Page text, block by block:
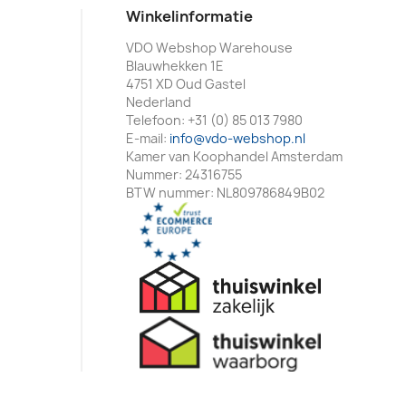
Winkelinformatie
VDO Webshop Warehouse
Blauwhekken 1E
4751 XD Oud Gastel
Nederland
Telefoon: +31 (0) 85 013 7980
E-mail: info@vdo-webshop.nl
Kamer van Koophandel Amsterdam
Nummer: 24316755
BTW nummer: NL809786849B02